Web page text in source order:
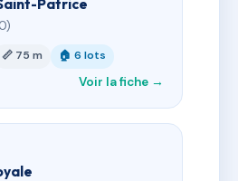
Patrice
📏 75 m 🏠 6 lots
Voir la fiche →